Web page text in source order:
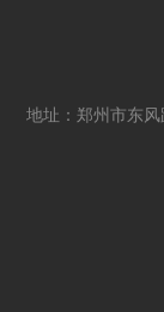
地址：郑州市东